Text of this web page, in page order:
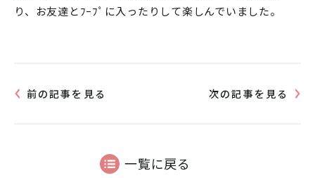
り、お友達とﾌｰﾌﾟに入ったりして楽しんでいました。
前の記事を見る 次の記事を見る
一覧に戻る